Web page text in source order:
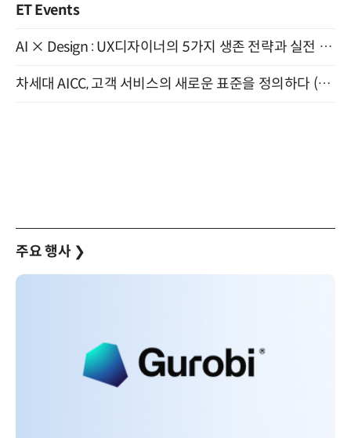
ET Events
AI × Design : UX디자이너의 5가지 생존 전략과 실전 대응 8월 28일 개최
차세대 AICC, 고객 서비스의 새로운 표준을 정의하다 (9/9)
주요 행사 ❯